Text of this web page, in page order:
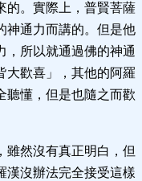
的。實際上，普賢菩薩
神通力而講的。但是他
，所以就通過佛的神通
大歡喜」，其他的阿羅
聽懂，但是也隨之而歡
雖然沒有真正明白，但
漢沒辦法完全接受這樣